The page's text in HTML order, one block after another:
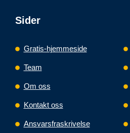
Sider
Gratis-hjemmeside
Team
Om oss
Kontakt oss
Ansvarsfraskrivelse